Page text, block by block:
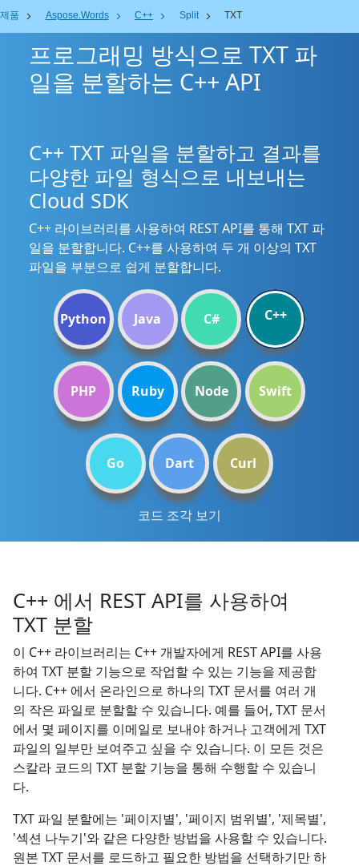
제품 Aspose.Words C++ Split TXT
프로그래밍 방식으로 TXT 파
일을 분할하는 C++ API
C++ TXT 파일을 분할하고 결과를
다양한 파일 형식으로 내보내는
Cloud SDK
C++ 라이브러리를 사용하여 REST API를 통해 TXT 파
일을 분할합니다. C++를 사용하여 두 개 이상의 TXT
파일을 부분으로 쉽게 분할합니다.
Python Java C# C++
PHP Ruby Node Swift
Go Dart Curl
코드 조각 보기
C++ 에서 REST API를 사용하여
TXT 분할
이 C++ 라이브러리는 C++ 개발자에게 REST API를 사용
하여 TXT 분할 기능으로 작업할 수 있는 기능을 제공합
니다. C++ 에서 온라인으로 하나의 TXT 문서를 여러 개
의 작은 파일로 분할할 수 있습니다. 예를 들어, TXT 문서
에서 몇 페이지를 이메일로 보내야 하거나 고객에게 TXT
파일의 일부만 보여주고 싶을 수 있습니다. 이 모든 것은
스칼라 코드의 TXT 분할 기능을 통해 수행할 수 있습니
다.
TXT 파일 분할에는 '페이지별', '페이지 범위별', '제목별',
'섹션 나누기'와 같은 다양한 방법을 사용할 수 있습니다.
원본 TXT 문서를 로드하고 필요한 방법을 선택하기만 하